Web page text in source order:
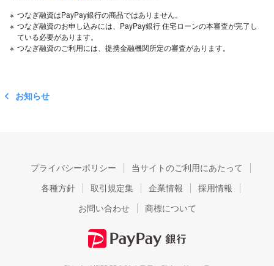
※ つなぎ融資はPayPay銀行の商品ではありません。
※ つなぎ融資のお申し込みには、PayPay銀行 住宅ローンの本審査が完了し
ている必要があります。
※ つなぎ融資のご利用には、提携金融機関所定の審査があります。
お知らせ
プライバシーポリシー
当サイトのご利用にあたって
各種方針
取引規定集 企業情報
採用情報
お問い合わせ
商標について